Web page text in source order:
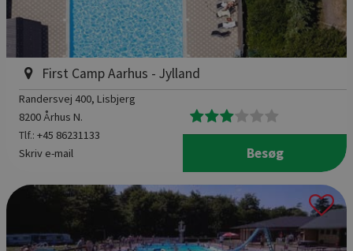
First Camp Aarhus - Jylland
Randersvej 400, Lisbjerg
8200 Århus N.
Tlf.: +45 86231133
Skriv e-mail
Besøg